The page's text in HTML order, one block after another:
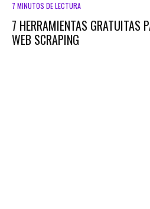
7
7 MINUTOS DE LECTURA
7 HERRAMIENTAS GRATUITAS
WEB SCRAPING